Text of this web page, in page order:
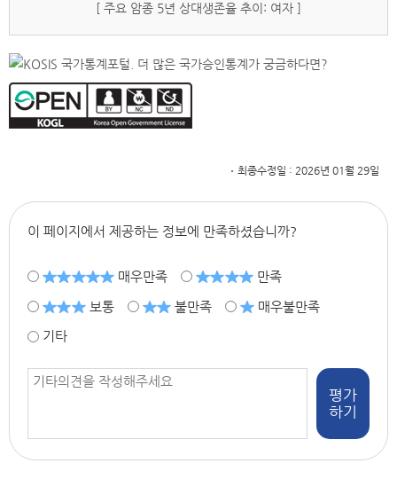
[ 주요 암종 5년 상대생존율 추이: 여자 ]
최종수정일 : 2026년 01월 29일
이 페이지에서 제공하는 정보에 만족하셨습니까?
매우만족
만족
보통
불만족
매우불만족
기타
평가
하기